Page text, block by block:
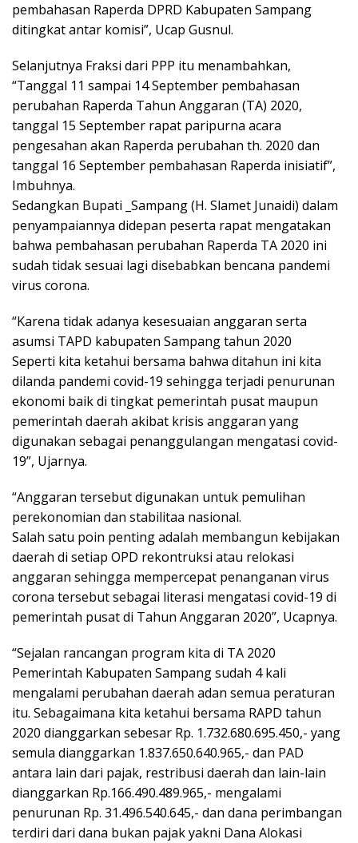
pembahasan Raperda DPRD Kabupaten Sampang
ditingkat antar komisi”, Ucap Gusnul.
Selanjutnya Fraksi dari PPP itu menambahkan,
“Tanggal 11 sampai 14 September pembahasan
perubahan Raperda Tahun Anggaran (TA) 2020,
tanggal 15 September rapat paripurna acara
pengesahan akan Raperda perubahan th. 2020 dan
tanggal 16 September pembahasan Raperda inisiatif”,
Imbuhnya.
Sedangkan Bupati _Sampang (H. Slamet Junaidi) dalam
penyampaiannya didepan peserta rapat mengatakan
bahwa pembahasan perubahan Raperda TA 2020 ini
sudah tidak sesuai lagi disebabkan bencana pandemi
virus corona.
“Karena tidak adanya kesesuaian anggaran serta
asumsi TAPD kabupaten Sampang tahun 2020
Seperti kita ketahui bersama bahwa ditahun ini kita
dilanda pandemi covid-19 sehingga terjadi penurunan
ekonomi baik di tingkat pemerintah pusat maupun
pemerintah daerah akibat krisis anggaran yang
digunakan sebagai penanggulangan mengatasi covid-
19”, Ujarnya.
“Anggaran tersebut digunakan untuk pemulihan
perekonomian dan stabilitaa nasional.
Salah satu poin penting adalah membangun kebijakan
daerah di setiap OPD rekontruksi atau relokasi
anggaran sehingga mempercepat penanganan virus
corona tersebut sebagai literasi mengatasi covid-19 di
pemerintah pusat di Tahun Anggaran 2020”, Ucapnya.
“Sejalan rancangan program kita di TA 2020
Pemerintah Kabupaten Sampang sudah 4 kali
mengalami perubahan daerah adan semua peraturan
itu. Sebagaimana kita ketahui bersama RAPD tahun
2020 dianggarkan sebesar Rp. 1.732.680.695.450,- yang
semula dianggarkan 1.837.650.640.965,- dan PAD
antara lain dari pajak, restribusi daerah dan lain-lain
dianggarkan Rp.166.490.489.965,- mengalami
penurunan Rp. 31.496.540.645,- dan dana perimbangan
terdiri dari dana bukan pajak yakni Dana Alokasi